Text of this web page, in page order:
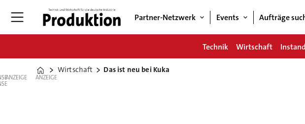
Partner-Netzwerk Events Aufträge
Technik Wirtschaft
Home
Wirtschaft Das ist neu bei Kuka
ANZEIGE ANZEIGE